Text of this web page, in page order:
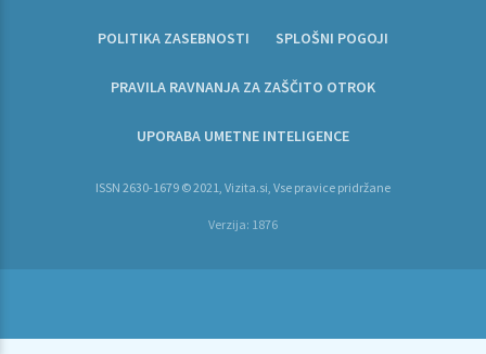
POLITIKA ZASEBNOSTI SPLOŠNI POGOJI
PRAVILA RAVNANJA ZA ZAŠČITO OTROK
UPORABA UMETNE INTELIGENCE
ISSN 2630-1679 © 2021, Vizita.si, Vse pravice pridržane
Verzija: 1876